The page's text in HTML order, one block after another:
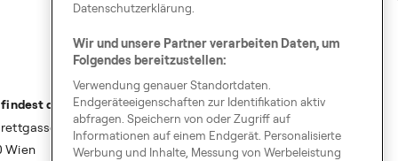
findest du uns
9
Wien
Datenschutzerklärung.
Wir und unsere Partner verarbeiten Daten, um
Folgendes bereitzustellen:
Verwendung genauer Standortdaten.
Endgeräteeigenschaften zur Identifikation aktiv
abfragen. Speichern von oder Zugriff auf
Informationen auf einem Endgerät. Personalisierte
Werbung und Inhalte, Messung von Werbeleistung